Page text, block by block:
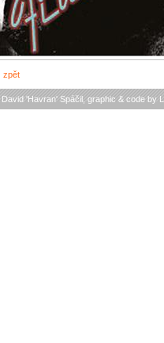
zpět
David 'Havran' Spáčil , graphic & code by